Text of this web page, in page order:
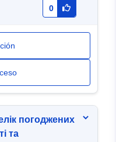
0
погоджених
та